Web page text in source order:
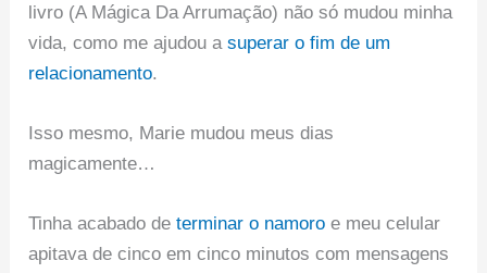
livro (A Mágica Da Arrumação) não só mudou minha
vida, como me ajudou asuperar o fim de um
relacionamento.
Isso mesmo, Marie mudou meus dias
magicamente…
Tinha acabado determinar o namoro e meu celular
apitava de cinco em cinco minutos com mensagens